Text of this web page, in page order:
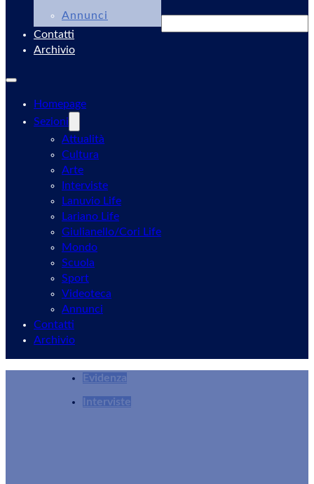
Annunci
Contatti
Archivio
Homepage
Sezioni
Attualità
Cultura
Arte
Interviste
Lanuvio Life
Lariano Life
Giulianello/Cori Life
Mondo
Scuola
Sport
Videoteca
Annunci
Contatti
Archivio
Evidenza
Interviste